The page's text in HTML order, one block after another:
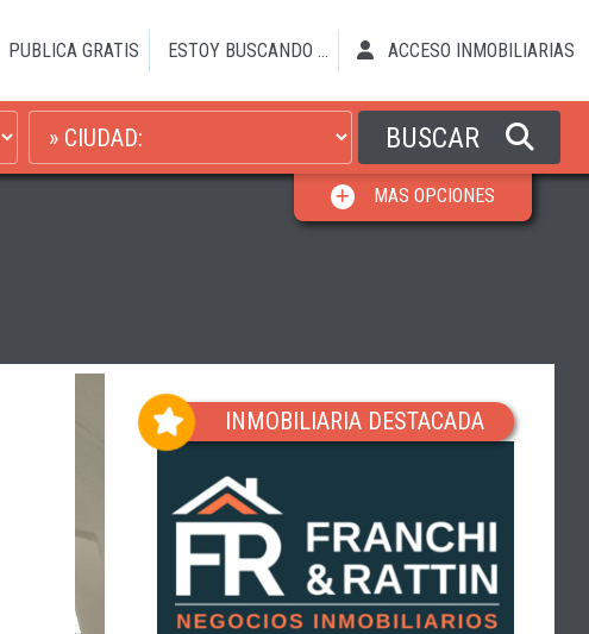
PUBLICA GRATIS ESTOY BUSCANDO ... ACCESO INMOBILIARIAS
BUSCAR
MAS OPCIONES
INMOBILIARIA DESTACADA